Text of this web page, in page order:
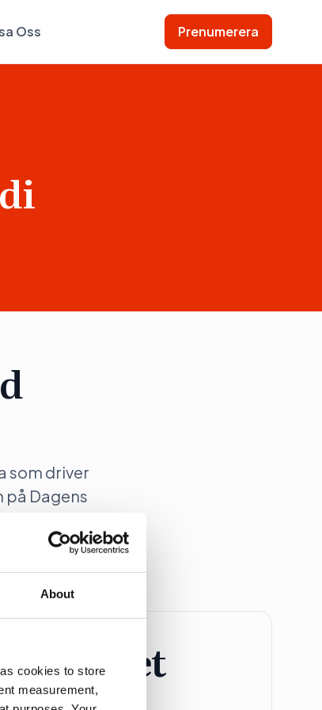
About
cookies to store
measurement,
Oss Prenumerera
som driver
Dagens